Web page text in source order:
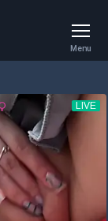
Menu